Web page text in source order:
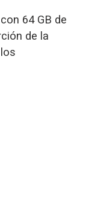
64 GB de
de la